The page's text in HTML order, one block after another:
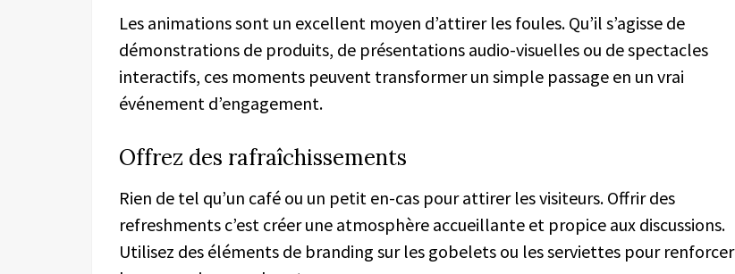
Les animations sont un excellent moyen d’attirer les foules. Qu’il s’agisse de
démonstrations de produits, de présentations audio-visuelles ou de spectacles
interactifs, ces moments peuvent transformer un simple passage en un vrai
événement d’engagement.
Offrez des rafraîchissements
Rien de tel qu’un café ou un petit en-cas pour attirer les visiteurs. Offrir des
refreshments c’est créer une atmosphère accueillante et propice aux discussions.
Utilisez des éléments de branding sur les gobelets ou les serviettes pour renforcer